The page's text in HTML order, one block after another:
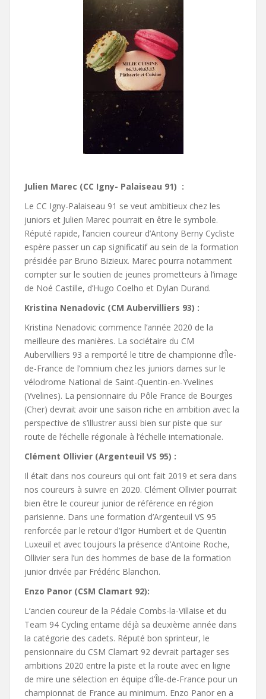
Julien Marec (CC Igny- Palaiseau 91) :
Le CC Igny-Palaiseau 91 se veut ambitieux chez les
juniors et Julien Marec pourrait en être le symbole.
Réputé rapide, l’ancien coureur d’Antony Berny Cycliste
espère passer un cap significatif au sein de la formation
présidée par Bruno Bizieux. Marec pourra notamment
compter sur le soutien de jeunes prometteurs à l’image
de Noé Castille, d’Hugo Coelho et Dylan Durand.
Kristina Nenadovic (CM Aubervilliers 93) :
Kristina Nenadovic commence l’année 2020 de la
meilleure des manières. La sociétaire du CM
Aubervilliers 93 a remporté le titre de championne d’Île-
de-France de l’omnium chez les juniors dames sur le
vélodrome National de Saint-Quentin-en-Yvelines
(Yvelines). La pensionnaire du Pôle France de Bourges
(Cher) devrait avoir une saison riche en ambition avec la
perspective de s’illustrer aussi bien sur piste que sur
route de l’échelle régionale à l’échelle internationale.
Clément Ollivier (Argenteuil VS 95) :
Il était dans nos coureurs qui ont fait 2019 et sera dans
nos coureurs à suivre en 2020. Clément Ollivier pourrait
bien être le coureur junior de référence en région
parisienne. Dans une formation d’Argenteuil VS 95
renforcée par le retour d’Igor Humbert et de Quentin
Luxeuil et avec toujours la présence d’Antoine Roche,
Ollivier sera l’un des hommes de base de la formation
junior drivée par Frédéric Blanchon.
Enzo Panor (CSM Clamart 92):
L’ancien coureur de la Pédale Combs-la-Villaise et du
Team 94 Cycling entame déjà sa deuxième année dans
la catégorie des cadets. Réputé bon sprinteur, le
pensionnaire du CSM Clamart 92 devrait partager ses
ambitions 2020 entre la piste et la route avec en ligne
de mire une sélection en équipe d’Île-de-France pour un
championnat de France au minimum. Enzo Panor en a